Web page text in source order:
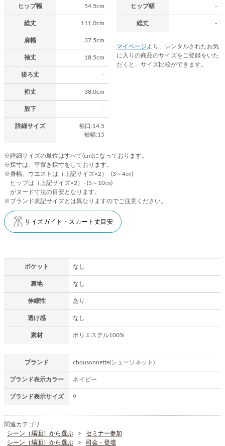
ヒップ幅 54.5cm
総丈 111.0cm
肩幅 37.5cm
袖丈 18.5cm
後ろ丈 -
裄丈 38.0cm
股下 -
詳細サイズ
袖口:14.5
袖幅:15
ヒップ幅 -
総丈 -
マイページ より、レンタルされたお気
に入りの商品のサイズをご登録をいた
だくと、サイズ比較ができます。
※詳細サイズの単位はすべて(cm)になっております。
※採寸は、平置き採寸をしております。
※身幅、ウエストは（上記サイズ×2）- (3～4㎝)
ヒップは（上記サイズ×2）- (5～10㎝)
がヌード寸法の目安となります。
※ブランド表記サイズとは異なりますのでご注意ください。
サイズガイド・スカート丈目安
ポケット なし
裏地 なし
伸縮性 あり
透け感 なし
素材 ポリエステル100%
ブランド chousonnette(シューソネット)
ブランド表示カラー ネイビー
ブランド表示サイズ 9
関連カテゴリ
シーン（場面）から選ぶ
セミナー参加
シーン（場面）から選ぶ
司会・登壇